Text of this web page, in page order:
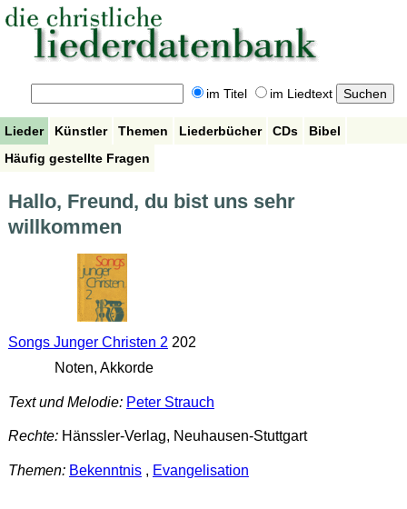
im Titel im Liedtext
Lieder Künstler Themen Liederbücher CDs
Bibel
Häufig gestellte Fragen
Hallo, Freund, du bist uns sehr
willkommen
Songs Junger Christen 2 202
Noten, Akkorde
Text und Melodie: Peter Strauch
Rechte:Hänssler-Verlag, Neuhausen-Stuttgart
Themen: Bekenntnis, Evangelisation